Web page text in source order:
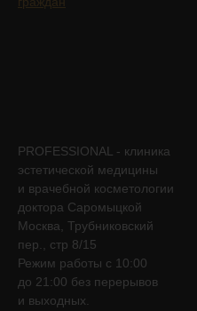
PROFESSIONAL - клиника
эстетической медицины
и врачебной косметологии
доктора Саромыцкой
Москва, Трубниковский
пер., стр 8/15
Режим работы с 10:00
до 21:00 без перерывов
и выходных.